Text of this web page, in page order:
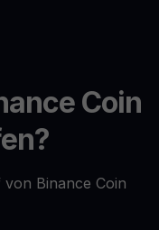
Coin
Binance Coin